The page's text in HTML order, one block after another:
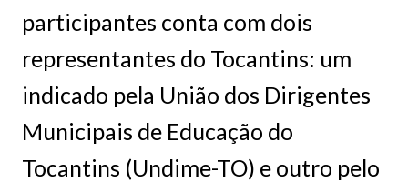
participantes conta com dois
representantes do Tocantins: um
indicado pela União dos Dirigentes
Municipais de Educação do
Tocantins (Undime-TO) e outro pelo